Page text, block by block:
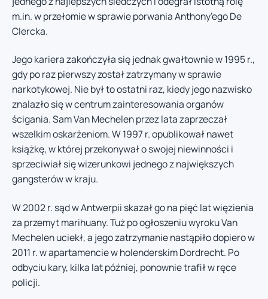
m.in. w przełomie w sprawie porwania Anthony’ego De
Clercka.
Jego kariera zakończyła się jednak gwałtownie w 1995 r.,
gdy po raz pierwszy został zatrzymany w sprawie
narkotykowej. Nie był to ostatni raz, kiedy jego nazwisko
znalazło się w centrum zainteresowania organów
ścigania. Sam Van Mechelen przez lata zaprzeczał
wszelkim oskarżeniom. W 1997 r. opublikował nawet
książkę, w której przekonywał o swojej niewinności i
sprzeciwiał się wizerunkowi jednego z największych
gangsterów w kraju.
W 2002 r. sąd w Antwerpii skazał go na pięć lat więzienia
za przemyt marihuany. Tuż po ogłoszeniu wyroku Van
Mechelen uciekł, a jego zatrzymanie nastąpiło dopiero w
2011 r. w apartamencie w holenderskim Dordrecht. Po
odbyciu kary, kilka lat później, ponownie trafił w ręce
policji.